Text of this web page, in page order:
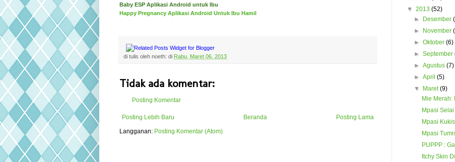
Baby ESP Aplikasi Android untuk Ibu
Happy Pregnancy Aplikasi Android Untuk Ibu Hamil
di tulis oleh noeth: di Rabu, Maret 06, 2013
Tidak ada komentar:
Posting Komentar
Posting Lebih Baru Posting Lama
Beranda
Langganan: Posting Komentar (Atom)
▼ 2013 (52)
► Desember
► November
►Oktober(6)
►September
►Agustus(7)
►April(5)
▼ Maret(9)
Mie Merah:
Mpasi
Mpasi
Mpasi
PUPPP :
Itchy Skin